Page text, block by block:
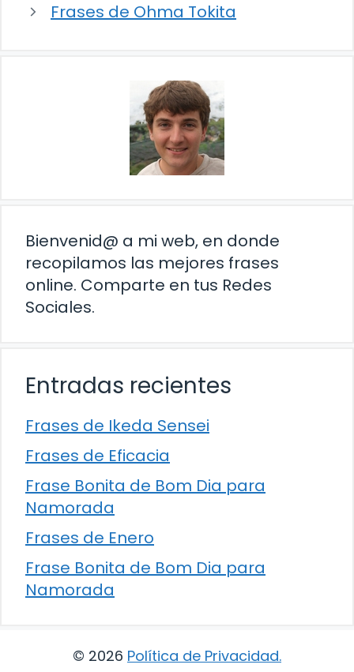
Frases de Ohma Tokita
Bienvenid@ a mi web, en donde
recopilamos las mejores frases
online. Comparte en tus Redes
Sociales.
Entradas recientes
Frases de Ikeda Sensei
Frases de Eficacia
Frase Bonita de Bom Dia para
Namorada
Frases de Enero
Frase Bonita de Bom Dia para
Namorada
© 2026 Política de Privacidad.